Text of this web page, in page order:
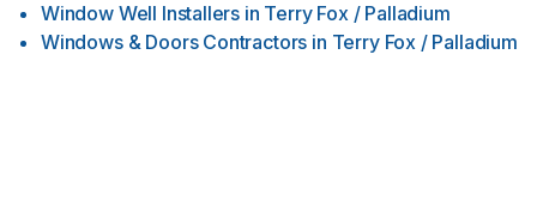
Window Well Installers in Terry Fox / Palladium
Windows & Doors Contractors in Terry Fox / Palladium